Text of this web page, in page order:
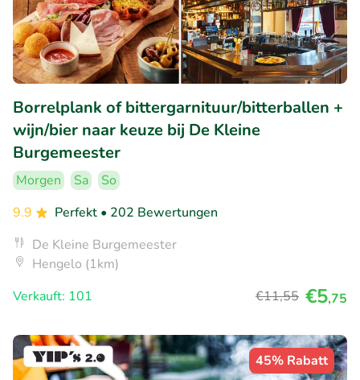
Borrelplank of bittergarnituur/bitterballen +
wijn/bier naar keuze bij De Kleine
Burgemeester
Morgen Sa
So
9.9
Perfekt • 202 Bewertungen
De Kleine Burgemeester
Hengelo (1km)
Verkauft: 101
€11,55 €5,75
45% Rabatt